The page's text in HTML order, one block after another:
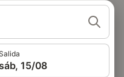
sáb, 15/08